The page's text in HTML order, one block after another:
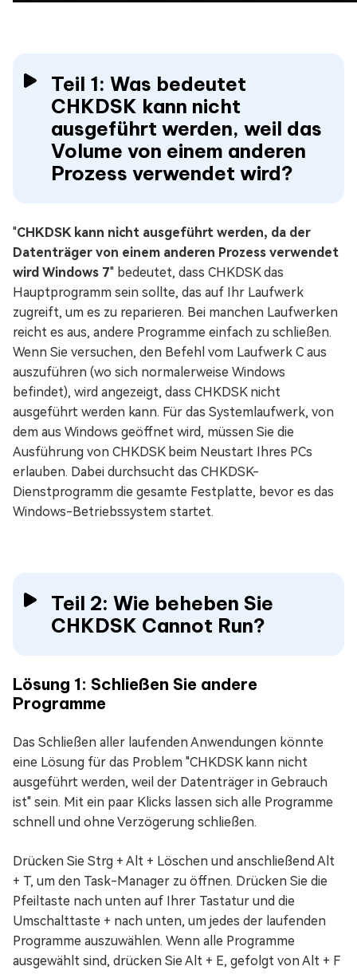
Teil 1: Was bedeutet
CHKDSK kann nicht
ausgeführt werden, weil das
Volume von einem anderen
Prozess verwendet wird?
"CHKDSK kann nicht ausgeführt werden, da der
Datenträger von einem anderen Prozess verwendet
wird Windows 7" bedeutet, dass CHKDSK das
Hauptprogramm sein sollte, das auf Ihr Laufwerk
zugreift, um es zu reparieren. Bei manchen Laufwerken
reicht es aus, andere Programme einfach zu schließen.
Wenn Sie versuchen, den Befehl vom Laufwerk C aus
auszuführen (wo sich normalerweise Windows
befindet), wird angezeigt, dass CHKDSK nicht
ausgeführt werden kann. Für das Systemlaufwerk, von
dem aus Windows geöffnet wird, müssen Sie die
Ausführung von CHKDSK beim Neustart Ihres PCs
erlauben. Dabei durchsucht das CHKDSK-
Dienstprogramm die gesamte Festplatte, bevor es das
Windows-Betriebssystem startet.
Teil 2: Wie beheben Sie
CHKDSK Cannot Run?
Lösung 1: Schließen Sie andere
Programme
Das Schließen aller laufenden Anwendungen könnte
eine Lösung für das Problem "CHKDSK kann nicht
ausgeführt werden, weil der Datenträger in Gebrauch
ist" sein. Mit ein paar Klicks lassen sich alle Programme
schnell und ohne Verzögerung schließen.
Drücken Sie Strg + Alt + Löschen und anschließend Alt
+ T, um den Task-Manager zu öffnen. Drücken Sie die
Pfeiltaste nach unten auf Ihrer Tastatur und die
Umschalttaste + nach unten, um jedes der laufenden
Programme auszuwählen. Wenn alle Programme
ausgewählt sind, drücken Sie Alt + E, gefolgt von Alt + F